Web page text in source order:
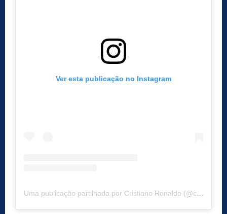
Ver esta publicação no Instagram
Uma publicação partilhada por Cristiano Ronaldo (@cristiano)